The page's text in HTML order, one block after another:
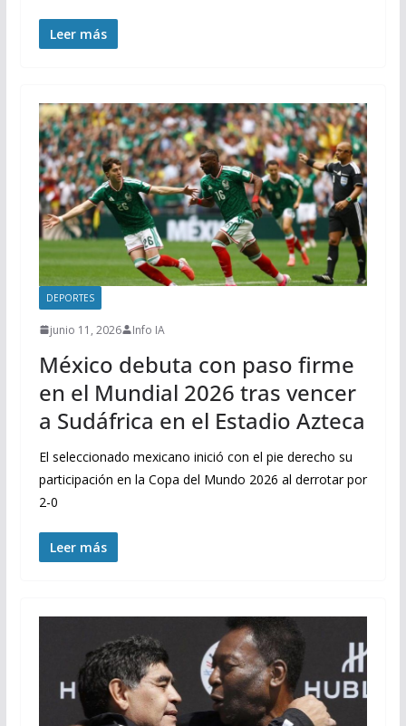
Leer más
DEPORTES
junio 11, 2026 Info IA
México debuta con paso firme
en el Mundial 2026 tras vencer
a Sudáfrica en el Estadio Azteca
El seleccionado mexicano inició con el pie derecho su
participación en la Copa del Mundo 2026 al derrotar por
2-0
Leer más